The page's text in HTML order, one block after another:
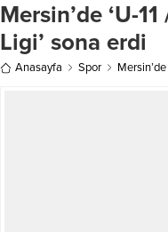
Mersin’de ‘U-
Ligi’ sona erdi
Anasayfa Spor